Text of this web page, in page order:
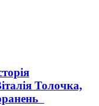
Толочка,